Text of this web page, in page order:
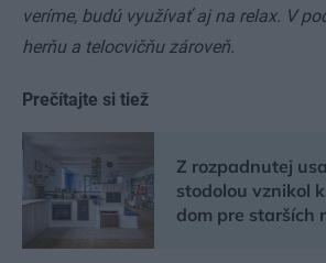
veríme, budú využívať aj na relax. V
herňu a telocvičňu zároveň.
Prečítajte si tiež
Z rozpadnutej
stodolou vznikol
dom pre starších